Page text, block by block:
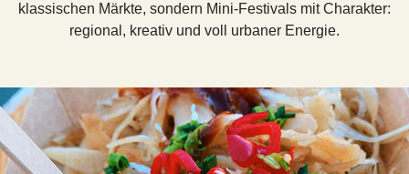
klassischen Märkte, sondern Mini-Festivals mit Charakter:
regional, kreativ und voll urbaner Energie.